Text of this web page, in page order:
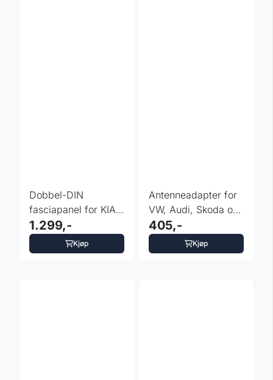
Dobbel-DIN
fasciapanel for KIA
Sorento (UM) 2014+
1.299,-
Kjøp
Antenneadapter for
VW, Audi, Skoda og
Seat ISO-Fakra
(m)x2
405,-
Kjøp